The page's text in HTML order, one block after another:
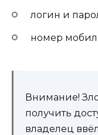
логин и
номер
Внимание!
получить
владелец